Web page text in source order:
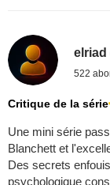
elriad
522
Critique de la série
Une mini série
Blanchett et
Des secrets
psychologique